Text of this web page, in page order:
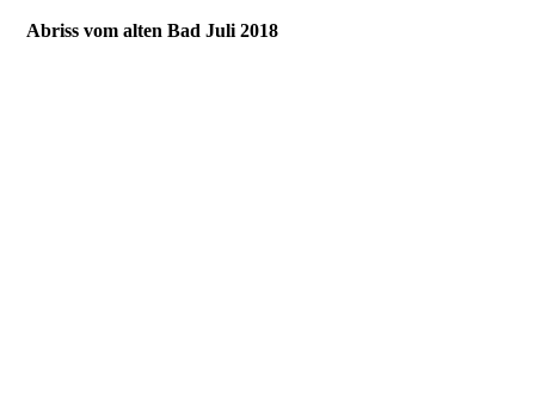
Abriss vom alten Bad Juli 2018